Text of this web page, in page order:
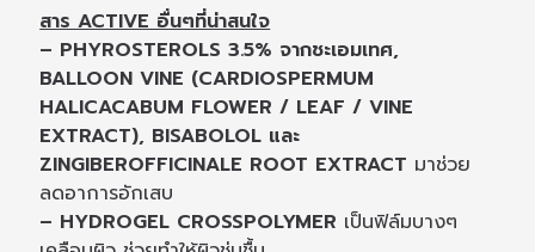
สาร ACTIVE อื่นๆที่น่าสนใจ
– PHYROSTEROLS 3.5% จากชะเอมเทศ,
BALLOON VINE (CARDIOSPERMUM
HALICACABUM FLOWER / LEAF / VINE
EXTRACT), BISABOLOL และ
ZINGIBEROFFICINALE ROOT EXTRACT มาช่วย
ลดอาการอักเสบ
– HYDROGEL CROSSPOLYMER เป็นฟิล์มบางๆ